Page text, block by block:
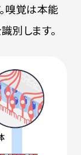
嗅覚は本能
別します。